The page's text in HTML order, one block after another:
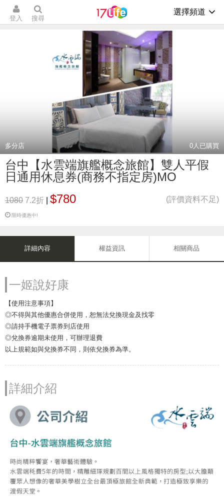
登入 搜尋
選擇頻道
多分店 0人已購買
台中【水雲端旗艦概念旅館】雙人平假
日通用休息券(商務不指定房)MO
1080 7.2折 $780 (評價資料不足)
限時優惠中!
詳細內容 權益資訊 相關商品
一姬說好康
【使用注意事項】
◎不得與其他優惠合併使用，恕無法兌換現金及找零
◎請持手機電子票券到店使用
◎兌換券逾期未使用，可辦理退費
以上規範如與兌換券不同，則依兌換券為準。
詳細介紹